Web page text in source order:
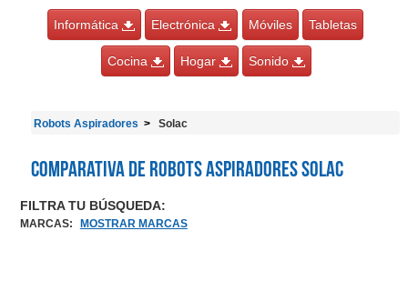
Informática Electrónica Móviles Tabletas
Cocina Hogar Sonido
Robots Aspiradores Solac
Comparativa de Robots Aspiradores Solac
FILTRA TU BÚSQUEDA:
MARCAS: MOSTRAR MARCAS